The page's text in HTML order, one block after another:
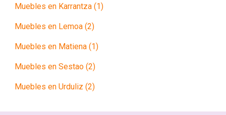
Muebles en Karrantza (1)
Muebles en Lemoa (2)
Muebles en Matiena (1)
Muebles en Sestao (2)
Muebles en Urduliz (2)